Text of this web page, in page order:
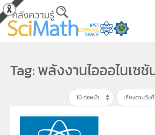
Skip to main content
Tag: พลังงานไอออไนเซชั